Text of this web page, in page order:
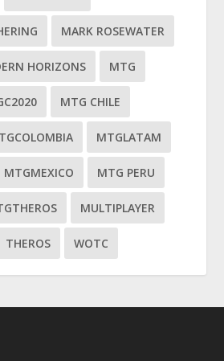
MARK ROSEWATER
HORIZONS MTG
MTG CHILE
MTGLATAM
MTGMEXICO MTG PERU
MULTIPLAYER
THEROS WOTC